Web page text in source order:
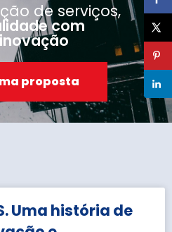
de serviços,
com
proposta
Uma história de